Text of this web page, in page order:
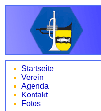
Startseite
Verein
Agenda
Kontakt
Fotos